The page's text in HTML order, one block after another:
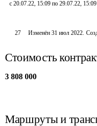
с 20.07.22, 15:09 по 29.07.22, 15:09
27 Изменён31 июл 2022.
Стоимость
3 808 000
Маршруты и